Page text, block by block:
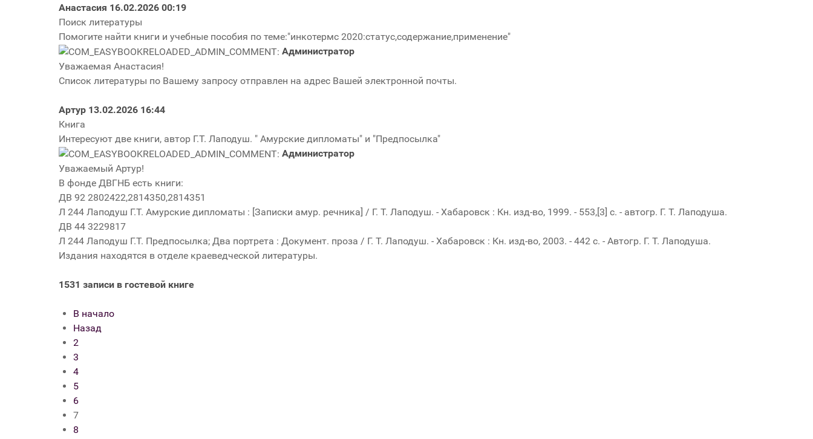
Анастасия 16.02.2026 00:19
Поиск литературы
Помогите найти книги и учебные пособия по теме:"инкотермс 2020:статус,содержание,применение"
Администратор
Уважаемая Анастасия!
Список литературы по Вашему запросу отправлен на адрес Вашей электронной почты.
Артур 13.02.2026 16:44
Книга
Интересуют две книги, автор Г.Т. Лаподуш. " Амурские дипломаты" и "Предпосылка"
Администратор
Уважаемый Артур!
В фонде ДВГНБ есть книги:
ДВ 92 2802422,2814350,2814351
Л 244 Лаподуш Г.Т. Амурские дипломаты : [Записки амур. речника] / Г. Т. Лаподуш. - Хабаровск : Кн. изд-во, 1999. - 553,[3] с. - автогр. Г. Т. Лаподуша.
ДВ 44 3229817
Л 244 Лаподуш Г.Т. Предпосылка; Два портрета : Документ. проза / Г. Т. Лаподуш. - Хабаровск : Кн. изд-во, 2003. - 442 с. - Автогр. Г. Т. Лаподуша.
Издания находятся в отделе краеведческой литературы.
1531 записи в гостевой книге
В начало
Назад
2
3
4
5
6
7
8